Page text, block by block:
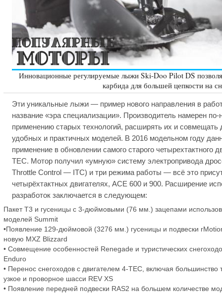
Инновационные регулируемые лыжи Ski-Doo Pilot DS
карбида для большей цепкости на
Эти уникальные лыжи — пример нового направления в
название «эра специализации». Производитель намерен
применению старых технологий, расширять их и
удобных и практичных моделей. В 2016 модельном году
применение в обновлении самого старого четырехтактного
TEC. Мотор получил «умную» систему электропривода
Throttle Control — ITC) и три режима работы — всё это
четырёхтактных двигателях, ACE 600 и 900. Расширение
разработок заключается в следующем:
Пакет T3 и гусеницы с 3-дюймовыми (76 мм.) зацепами
моделей Summit
•Появление 129-дюймовой (3276 мм.) гусеницы и подвески
новую MXZ Blizzard
• Совмещение особенностей Renegade и туристических
Enduro
• Перенос снегоходов с двигателем 4-TEC, включая большинство
узкое и проворное шасси REV XS
• Появление передней подвески RAS2 на большем количестве